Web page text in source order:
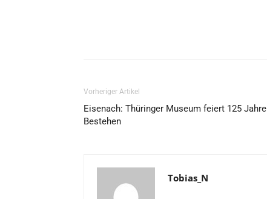
Vorheriger Artikel
Eisenach: Thüringer Museum feiert 125 Jahre
Bestehen
Tobias_N